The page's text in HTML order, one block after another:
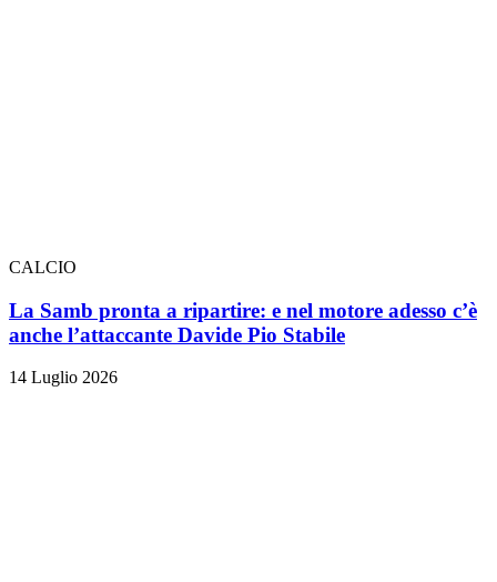
CALCIO
La Samb pronta a ripartire: e nel motore adesso c’è
anche l’attaccante Davide Pio Stabile
14 Luglio 2026